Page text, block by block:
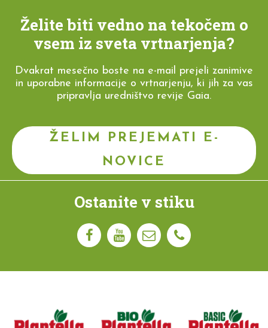
Želite biti vedno na tekočem o
vsem iz sveta vrtnarjenja?
Dvakrat mesečno boste na e-mail prejeli zanimive
in uporabne informacije o vrtnarjenju, ki jih za vas
pripravlja uredništvo revije Gaia.
ŽELIM PREJEMATI E-
NOVICE
Ostanite v stiku